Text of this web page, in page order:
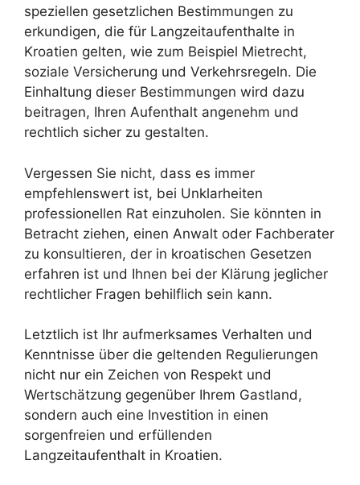
speziellen gesetzlichen Bestimmungen zu
erkundigen, die für Langzeitaufenthalte in
Kroatien gelten, wie zum Beispiel Mietrecht,
soziale Versicherung und Verkehrsregeln. Die
Einhaltung dieser Bestimmungen wird dazu
beitragen, Ihren Aufenthalt angenehm und
rechtlich sicher zu gestalten.
Vergessen Sie nicht, dass es immer
empfehlenswert ist, bei Unklarheiten
professionellen Rat einzuholen. Sie könnten in
Betracht ziehen, einen Anwalt oder Fachberater
zu konsultieren, der in kroatischen Gesetzen
erfahren ist und Ihnen bei der Klärung jeglicher
rechtlicher Fragen behilflich sein kann.
Letztlich ist Ihr aufmerksames Verhalten und
Kenntnisse über die geltenden Regulierungen
nicht nur ein Zeichen von Respekt und
Wertschätzung gegenüber Ihrem Gastland,
sondern auch eine Investition in einen
sorgenfreien und erfüllenden
Langzeitaufenthalt in Kroatien.